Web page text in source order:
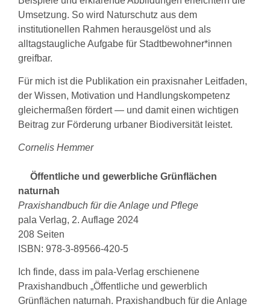
Umsetzung. So wird Naturschutz aus dem
institutionellen Rahmen herausgelöst und als
alltagstaugliche Aufgabe für Stadtbewohner*innen
greifbar.
Für mich ist die Publikation ein praxisnaher Leitfaden,
der Wissen, Motivation und Handlungskompetenz
gleichermaßen fördert — und damit einen wichtigen
Beitrag zur Förderung urbaner Biodiversität leistet.
Cornelis Hemmer
Öffentliche und gewerbliche Grünflächen
naturnah
Praxishandbuch für die Anlage und Pflege
pala Verlag, 2. Auflage 2024
208 Seiten
ISBN: 978-3-89566-420-5
Ich finde, dass im pala-Verlag erschienene
Praxishandbuch „Öffentliche und gewerblich
Grünflächen naturnah. Praxishandbuch für die Anlage